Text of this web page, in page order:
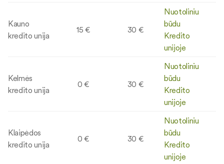
Kauno
kredito unija
15 € 30 €
Nuotoliniu
būdu
Kredito
unijoje
Kelmės
kredito unija
0 € 30 €
Nuotoliniu
būdu
Kredito
unijoje
Klaipėdos
kredito unija
0 € 30 €
Nuotoliniu
būdu
Kredito
unijoje